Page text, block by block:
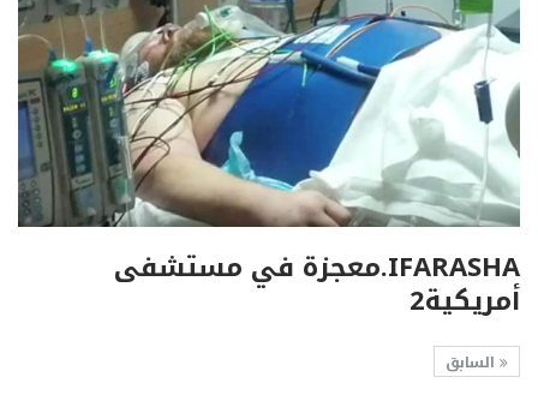
IFARASHA.معجزة في مستشفى
أمريكية2
السابق